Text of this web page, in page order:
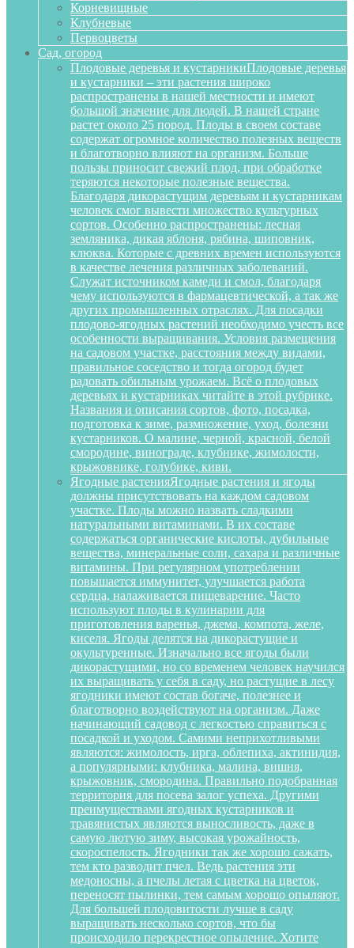
Корневищные
Клубневые
Первоцветы
Сад, огород
Плодовые деревья и кустарникиПлодовые деревья
и кустарники – эти растения широко
распространены в нашей местности и имеют
большой значение для людей. В нашей стране
растет около 25 пород. Плоды в своем составе
содержат огромное количество полезных веществ
и благотворно влияют на организм. Больше
пользы приносит свежий плод, при обработке
теряются некоторые полезные вещества.
Благодаря дикорастущим деревьям и кустарникам
человек смог вывести множество культурных
сортов. Особенно распространены: лесная
земляника, дикая яблоня, рябина, шиповник,
клюква. Которые с древних времен используются
в качестве лечения различных заболеваний.
Служат источником камеди и смол, благодаря
чему используются в фармацевтической, а так же
других промышленных отраслях. Для посадки
плодово-ягодных растений необходимо учесть все
особенности выращивания. Условия размещения
на садовом участке, расстояния между видами,
правильное соседство и тогда огород будет
радовать обильным урожаем. Всё о плодовых
деревьях и кустарниках читайте в этой рубрике.
Названия и описания сортов, фото, посадка,
подготовка к зиме, размножение, уход, болезни
кустарников. О малине, черной, красной, белой
смородине, винограде, клубнике, жимолости,
крыжовнике, голубике, киви.
Ягодные растенияЯгодные растения и ягоды
должны присутствовать на каждом садовом
участке. Плоды можно назвать сладкими
натуральными витаминами. В их составе
содержаться органические кислоты, дубильные
вещества, минеральные соли, сахара и различные
витамины. При регулярном употреблении
повышается иммунитет, улучшается работа
сердца, налаживается пищеварение. Часто
используют плоды в кулинарии для
приготовления варенья, джема, компота, желе,
киселя. Ягоды делятся на дикорастущие и
окультуренные. Изначально все ягоды были
дикорастущими, но со временем человек научился
их выращивать у себя в саду, но растущие в лесу
ягодники имеют состав богаче, полезнее и
благотворно воздействуют на организм. Даже
начинающий садовод с легкостью справиться с
посадкой и уходом. Самими неприхотливыми
являются: жимолость, ирга, облепиха, актинидия,
а популярными: клубника, малина, вишня,
крыжовник, смородина. Правильно подобранная
территория для посева залог успеха. Другими
преимуществами ягодных кустарников и
травянистых являются выносливость, даже в
самую лютую зиму, высокая урожайность,
скороспелость. Ягодники так же хорошо сажать,
тем кто разводит пчел. Ведь растения эти
медоносны, а пчелы летая с цветка на цветок,
переносят пылинки, тем самым хорошо опыляют.
Для большей плодовитости лучше в саду
выращивать несколько сортов, что бы
происходило перекрестное опыление. Хотите